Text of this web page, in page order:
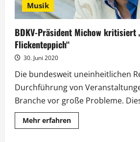
Musik
BDKV-Präsident Michow kritisiert
Flickenteppich“
30. Juni 2020
Die bundesweit uneinheitlichen
Durchführung von
Branche vor große Probleme.
Mehr erfahrenMehr
Informationen